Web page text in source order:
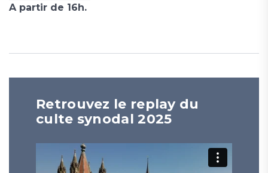
A partir de 16h.
Retrouvez le replay du
culte synodal 2025